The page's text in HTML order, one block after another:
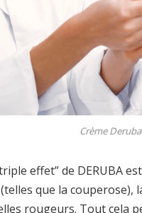
Crème
effet” de DERUBA
que la
rougeurs. Tout cela